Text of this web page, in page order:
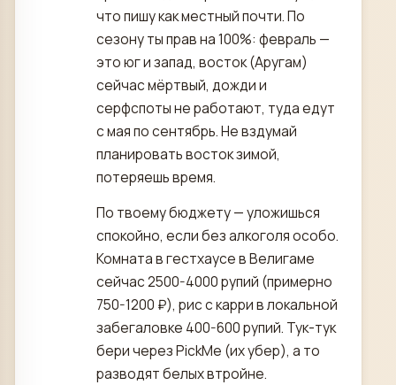
что пишу как местный почти. По
сезону ты прав на 100%: февраль —
это юг и запад, восток (Аругам)
сейчас мёртвый, дожди и
серфспоты не работают, туда едут
с мая по сентябрь. Не вздумай
планировать восток зимой,
потеряешь время.
По твоему бюджету — уложишься
спокойно, если без алкоголя особо.
Комната в гестхаусе в Велигаме
сейчас 2500-4000 рупий (примерно
750-1200 ₽), рис с карри в локальной
забегаловке 400-600 рупий. Тук-тук
бери через PickMe (их убер), а то
разводят белых втройне.